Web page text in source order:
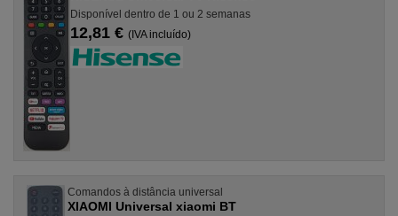
Disponível dentro de 1 ou 2 semanas
12,81 € (IVA incluído)
Comandos à distância universal
XIAOMI Universal xiaomi BT